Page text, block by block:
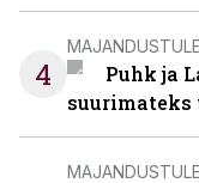
4
Puhk ja